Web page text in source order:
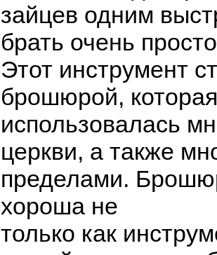
зайцев одним
брать очень
Этот инструмент
брошюрой,
использовалась
церкви, а также
пределами.
хороша не
только как